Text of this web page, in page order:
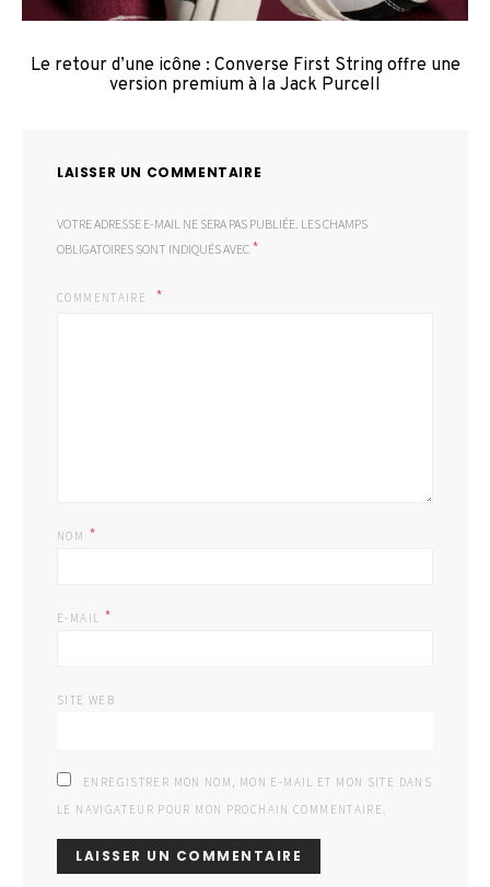
Le retour d’une icône : Converse First String offre une
version premium à la Jack Purcell
LAISSER UN COMMENTAIRE
VOTRE ADRESSE E-MAIL NE SERA PAS PUBLIÉE. LES CHAMPS
OBLIGATOIRES SONT INDIQUÉS AVEC *
COMMENTAIRE
NOM *
E-MAIL *
SITE WEB
ENREGISTRER MON NOM, MON E-MAIL ET MON SITE DANS
LE NAVIGATEUR POUR MON PROCHAIN COMMENTAIRE.